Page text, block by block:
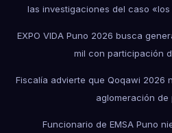
las investigaciones del caso
EXPO VIDA Puno 2026 busca
mil con participación
Fiscalía advierte que Qoqawi 2026
aglomeración de
Funcionario de EMSA Puno